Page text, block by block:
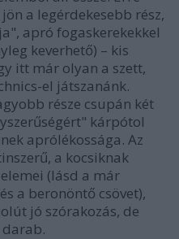
a legérdekesebb rész,
apró fogaskerekekkel
keverhető) – kis
itt már olyan a szett,
el játszanánk.
része csupán két
kárpótol
aprólékossága. Az
a kocsiknak
(lásd a már
a beronöntő csövet),
jó szórakozás, de